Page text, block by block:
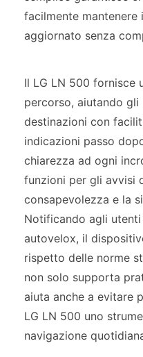
facilmente mantenere
aggiornato senza
Il LG LN 500 fornisce
percorso, aiutando
destinazioni con
indicazioni passo
chiarezza ad ogni
funzioni per gli avvisi
consapevolezza e la
Notificando agli
autovelox, il
rispetto delle norme
non solo supporta
aiuta anche a evitare
LG LN 500 uno
navigazione